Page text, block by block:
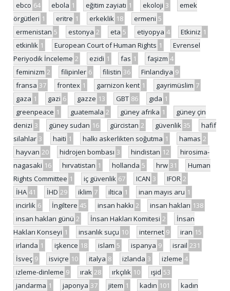
ebco 64 ebola 1 eğitim zayiatı 1 ekoloji 3
emek
örgütleri 1 eritre 1 erkeklik 18 ermeni 5
ermenistan 5 estonya 2 eta 5 etiyopya 4 Etkiniz 1
etkinlik 1 European Court of Human Rights 1
Evrensel
Periyodik İnceleme 2 ezidi 1 fas 1 faşizm 4
feminizm 2 filipinler 6 filistin 36 Finlandiya 9
fransa 37 frontex 1 garnizon kent 1 gayrimüslim 7
gaza 1 gazi 6 gazze 13 GBT 86 gıda 1
greenpeace 1 guatemala 2 güney afrika 1
güney çin
denizi 3 güney sudan 16 gürcistan 2 güvenlik 35
hafif
silahlar 3 haiti 1 halkı askerlikten soğutma 1 hamas 2
hayvan 20 hidrojen bombası 3 hindistan 12
hirosima-
nagasaki 16 hırvatistan 1 hollanda 5 hrw 31
Human
Rights Committee 1 iç güvenlik 67 ICAN 3 IFOR 2
İHA 41 İHD 29 iklim 7 iltica 1 inan mayıs aru 1
incirlik 6 İngiltere 45 insan hakkı 2 insan hakları 138
insan hakları günü 2 İnsan Hakları Komitesi 2
İnsan
Hakları Konseyi 1 insanlık suçu 10 internet 9 iran 15
irlanda 1 işkence 18 islam 5 ispanya 9 israil 231
İsveç 9 isviçre 10 italya 8 izlanda 3 izleme 4
izleme-dinleme 9 ırak 28 ırkçılık 10 ışid 53
jandarma 1 japonya 37 jitem 1 kadın 101
kadın